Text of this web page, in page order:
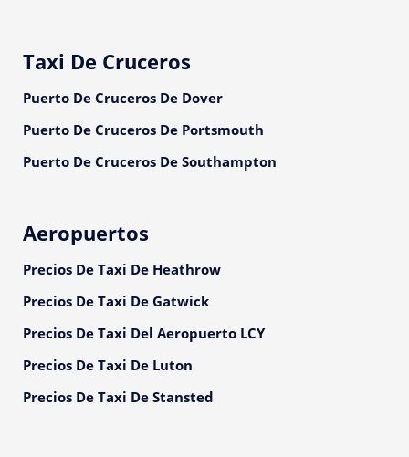
Taxi De Cruceros
Puerto De Cruceros De Dover
Puerto De Cruceros De Portsmouth
Puerto De Cruceros De Southampton
Aeropuertos
Precios De Taxi De Heathrow
Precios De Taxi De Gatwick
Precios De Taxi Del Aeropuerto LCY
Precios De Taxi De Luton
Precios De Taxi De Stansted